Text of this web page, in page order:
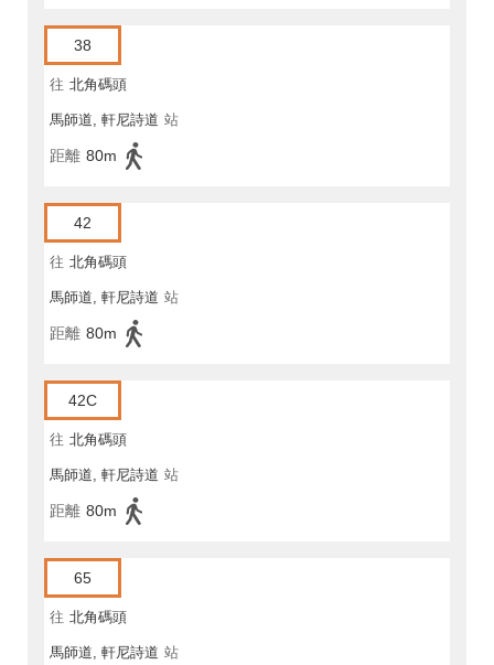
38
往 北角碼頭
馬師道, 軒尼詩道 站
距離 80m
42
往 北角碼頭
馬師道, 軒尼詩道 站
距離 80m
42C
往 北角碼頭
馬師道, 軒尼詩道 站
距離 80m
65
往 北角碼頭
馬師道, 軒尼詩道 站